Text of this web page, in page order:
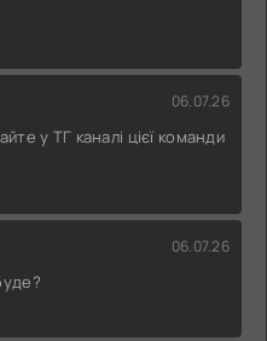
06.07.26
у ТГ каналі цієї команди
06.07.26